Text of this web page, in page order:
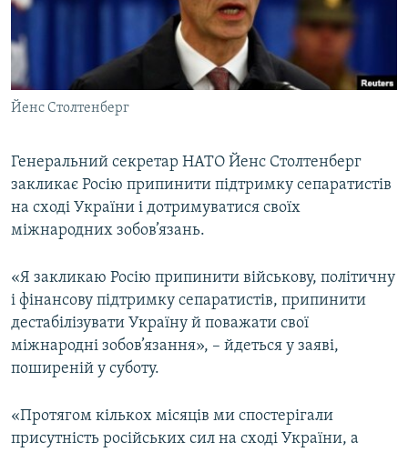
СВІДЧЕННЯ ОКУПАЦІЇ
УКРАЇНСЬКА ПРОБЛЕМА КРИМУ
ІНФОГРАФІКА
Русский
ДОЛУЧАЙСЯ!
Усі сайти RFE/RL
Йенс Столтенберг
Генеральний секретар НАТО Йенс Столтенберг
закликає Росію припинити підтримку сепаратистів
на сході України і дотримуватися своїх
міжнародних зобов’язань.
«Я закликаю Росію припинити військову, політичну
і фінансову підтримку сепаратистів, припинити
дестабілізувати Україну й поважати свої
міжнародні зобов’язання», – йдеться у заяві,
поширеній у суботу.
«Протягом кількох місяців ми спостерігали
присутність російських сил на сході України, а